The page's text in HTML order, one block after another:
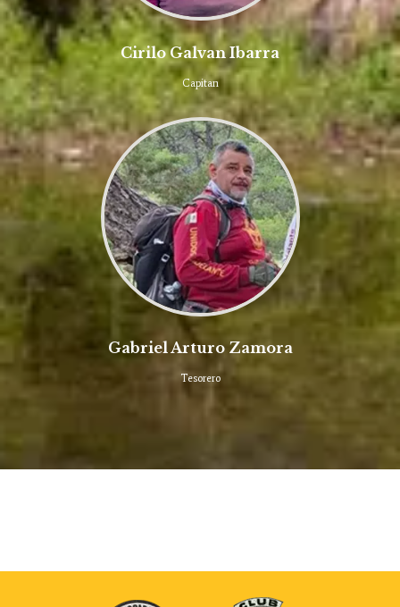
Cirilo Galvan Ibarra
Capitan
Gabriel Arturo Zamora
Tesorero